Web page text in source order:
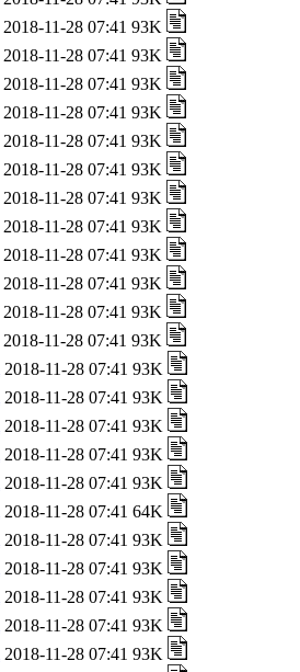
2018-11-28 07:41 93K
2018-11-28 07:41 93K
2018-11-28 07:41 93K
2018-11-28 07:41 93K
2018-11-28 07:41 93K
2018-11-28 07:41 93K
2018-11-28 07:41 93K
2018-11-28 07:41 93K
2018-11-28 07:41 93K
2018-11-28 07:41 93K
2018-11-28 07:41 93K
2018-11-28 07:41 93K
2018-11-28 07:41 93K
2018-11-28 07:41 93K
2018-11-28 07:41 93K
2018-11-28 07:41 93K
2018-11-28 07:41 93K
2018-11-28 07:41 64K
2018-11-28 07:41 93K
2018-11-28 07:41 93K
2018-11-28 07:41 93K
2018-11-28 07:41 93K
2018-11-28 07:41 93K